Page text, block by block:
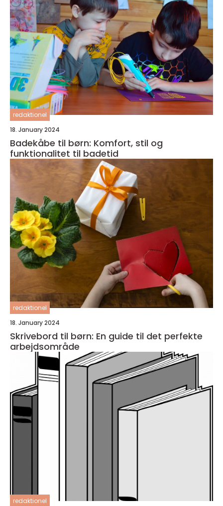
redaktionel
18. January 2024
Badekåbe til børn: Komfort, stil og
funktionalitet til badetid
redaktionel
18. January 2024
Skrivebord til børn: En guide til det perfekte
arbejdsområde
redaktionel